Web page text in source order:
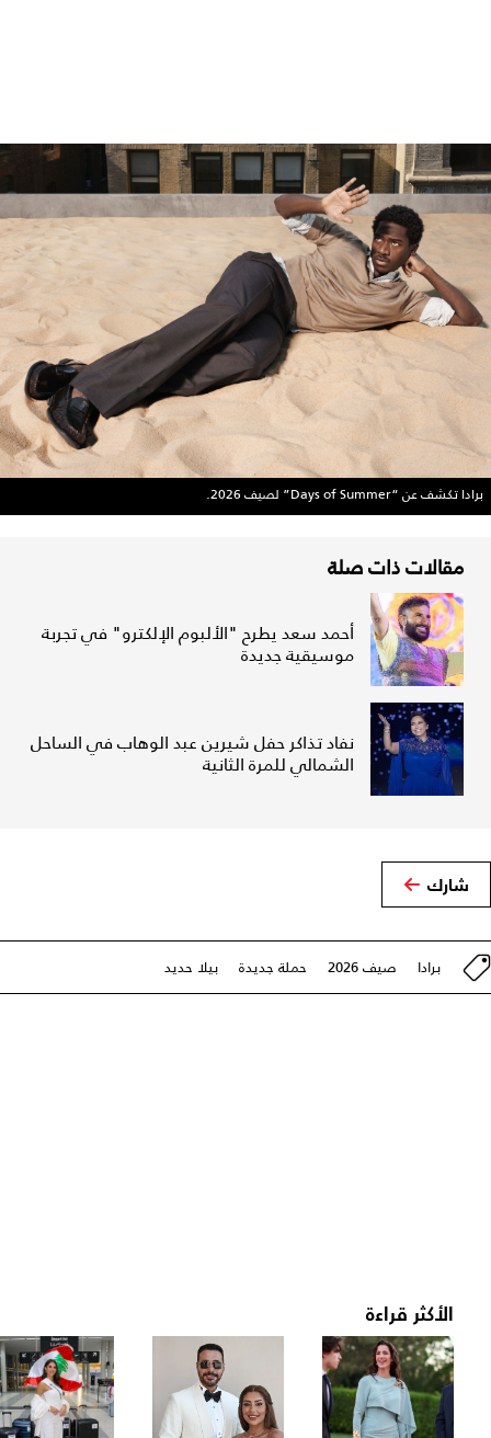
برادا تكشف عن “Days of Summer” لصيف 2026.
مقالات ذات صلة
أحمد سعد يطرح "الألبوم الإلكترو" في تجربة
موسيقية جديدة
نفاد تذاكر حفل شيرين عبد الوهاب في الساحل
الشمالي للمرة الثانية
شارك
برادا صيف 2026 حملة جديدة بيلا حديد
الأكثر قراءة